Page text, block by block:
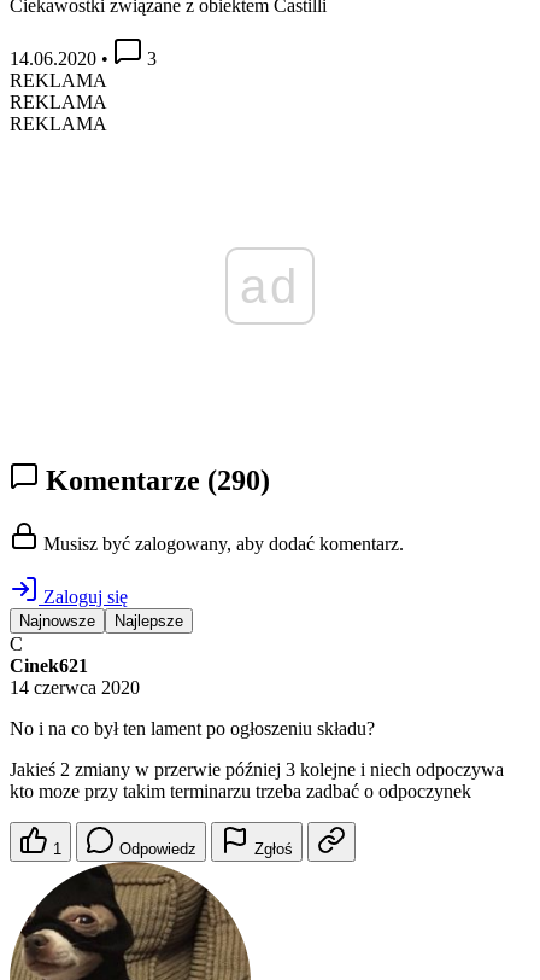
Ciekawostki związane z obiektem Castilli
14.06.2020 •
3
REKLAMA
REKLAMA
REKLAMA
ad
Komentarze (290)
Musisz być zalogowany, aby dodać komentarz.
Zaloguj się
Najnowsze Najlepsze
C
Cinek621
14 czerwca 2020
No i na co był ten lament po ogłoszeniu składu?
Jakieś 2 zmiany w przerwie później 3 kolejne i niech odpoczywa
kto moze przy takim terminarzu trzeba zadbać o odpoczynek
1 Odpowiedz Zgłoś